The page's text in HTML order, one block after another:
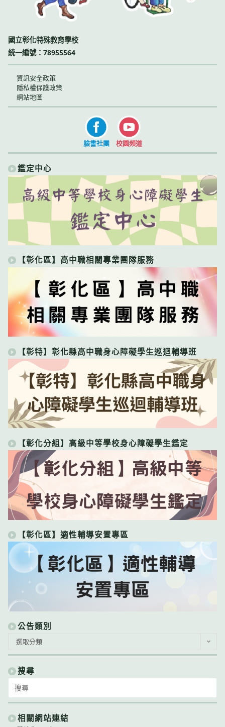
國立彰化特殊教育學校
統一編號：78955564
資訊安全政策
隱私權保護政策
網站地圖
臉書社團 校園頻道
鑑定中心
【彰化區】高中職相關專業團隊服務
【彰特】彰化縣高中職身心障礙學生巡迴輔導班
【彰化分組】高級中等學校身心障礙學生鑑定
【彰化區】適性輔導安置專區
公告類別
類
別
選取分類
搜尋
for:
相關網站連結